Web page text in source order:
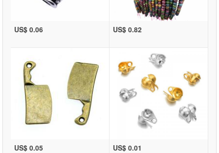
US$ 0.06 US$ 0.82
US$ 0.05 US$ 0.01